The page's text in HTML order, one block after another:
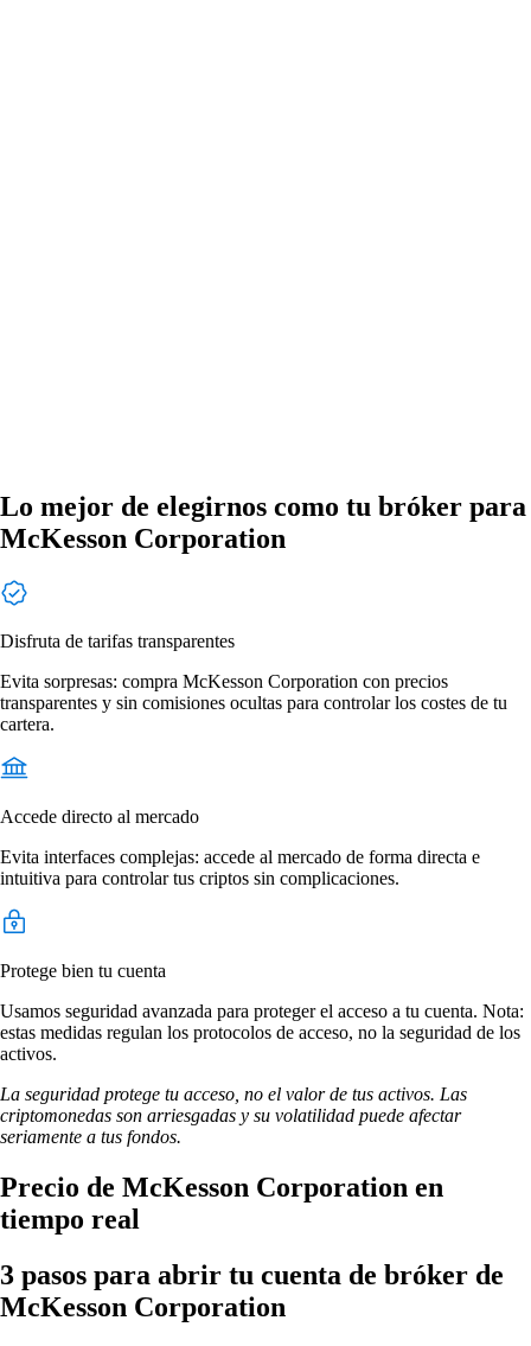
Lo mejor de elegirnos como tu bróker para
McKesson Corporation
Disfruta de tarifas transparentes
Evita sorpresas: compra McKesson Corporation con precios
transparentes y sin comisiones ocultas para controlar los costes de tu
cartera.
Accede directo al mercado
Evita interfaces complejas: accede al mercado de forma directa e
intuitiva para controlar tus criptos sin complicaciones.
Protege bien tu cuenta
Usamos seguridad avanzada para proteger el acceso a tu cuenta. Nota:
estas medidas regulan los protocolos de acceso, no la seguridad de los
activos.
La seguridad protege tu acceso, no el valor de tus activos. Las
criptomonedas son arriesgadas y su volatilidad puede afectar
seriamente a tus fondos.
Precio de McKesson Corporation en
tiempo real
3 pasos para abrir tu cuenta de bróker de
McKesson Corporation